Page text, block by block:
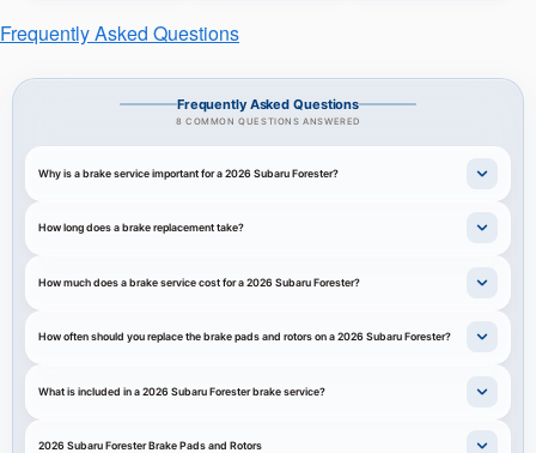
Frequently Asked Questions
Frequently Asked Questions
8 COMMON QUESTIONS ANSWERED
Why is a brake service important for a 2026 Subaru Forester?
How long does a brake replacement take?
How much does a brake service cost for a 2026 Subaru Forester?
How often should you replace the brake pads and rotors on a 2026 Subaru Forester?
What is included in a 2026 Subaru Forester brake service?
2026 Subaru Forester Brake Pads and Rotors